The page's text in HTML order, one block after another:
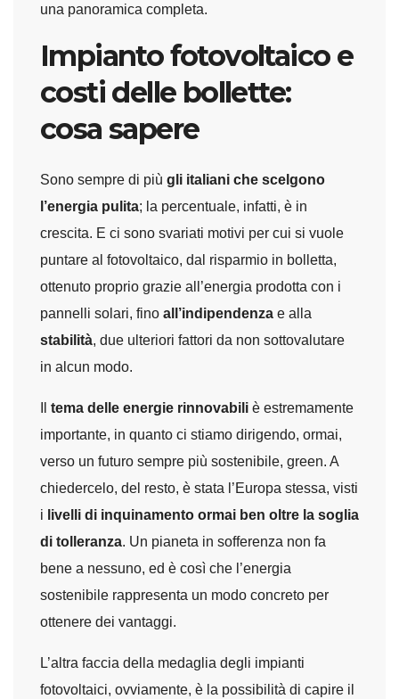
una panoramica completa.
Impianto fotovoltaico e
costi delle bollette:
cosa sapere
Sono sempre di più gli italiani che scelgono
l’energia pulita; la percentuale, infatti, è in
crescita. E ci sono svariati motivi per cui si vuole
puntare al fotovoltaico, dal risparmio in bolletta,
ottenuto proprio grazie all’energia prodotta con i
pannelli solari, fino all’indipendenza e alla
stabilità, due ulteriori fattori da non sottovalutare
in alcun modo.
tema delle energie rinnovabili è estremamente
importante, in quanto ci stiamo dirigendo, ormai,
verso un futuro sempre più sostenibile, green. A
chiedercelo, del resto, è stata l’Europa stessa, visti
i livelli di inquinamento ormai ben oltre la soglia
di tolleranza. Un pianeta in sofferenza non fa
bene a nessuno, ed è così che l’energia
sostenibile rappresenta un modo concreto per
ottenere dei vantaggi.
L’altra faccia della medaglia degli impianti
fotovoltaici, ovviamente, è la possibilità di capire il